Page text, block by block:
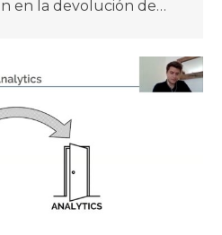
en la devolución de…